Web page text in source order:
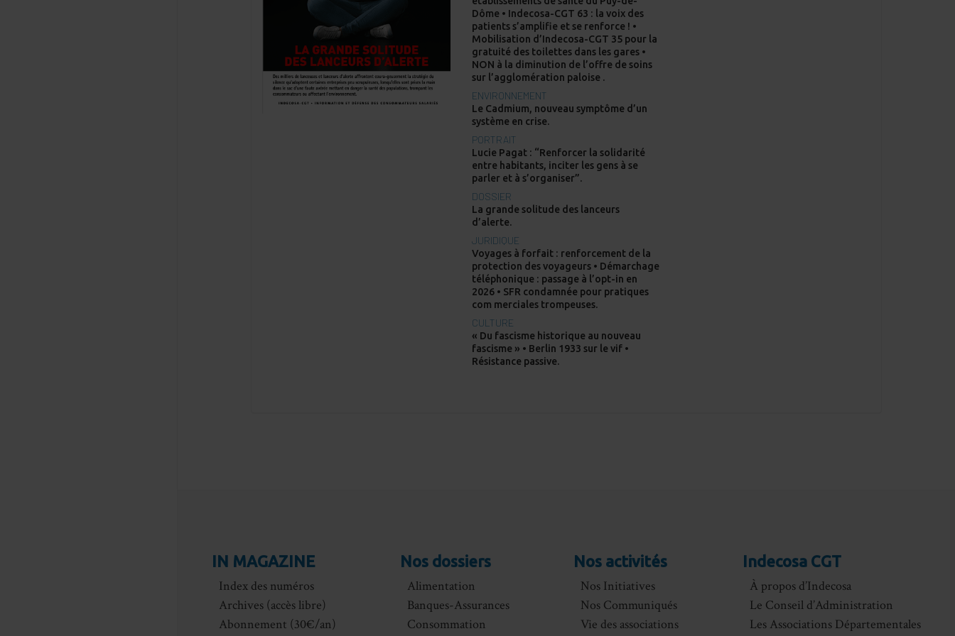
Dôme • Indecosa-CGT 63 : la voix des
patients s’amplifie et se renforce ! •
Mobilisation d’Indecosa-CGT 35 pour la
gratuité des toilettes dans les gares •
NON à la diminution de l’offre de soins
sur l’agglomération paloise .
ENVIRONNEMENT
Le Cadmium, nouveau symptôme d’un
système en crise.
PORTRAIT
Lucie Pagat : “Renforcer la solidarité
entre habitants, inciter les gens à se
parler et à s’organiser”.
DOSSIER
La grande solitude des lanceurs
d’alerte.
JURIDIQUE
Voyages à forfait : renforcement de la
protection des voyageurs • Démarchage
téléphonique : passage à l’opt-in en
2026 • SFR condamnée pour pratiques
com merciales trompeuses.
CULTURE
« Du fascisme historique au nouveau
fascisme » • Berlin 1933 sur le vif •
Résistance passive.
IN MAGAZINE
Index des numéros
Archives (accès libre)
Abonnement (30€/an)
Nos dossiers
Alimentation
Banques-Assurances
Consommation
Nos activités
Nos Initiatives
Nos Communiqués
Vie des associations
Indecosa CGT
À propos d’Indecosa
Le Conseil d’Administration
Les Associations Départementales